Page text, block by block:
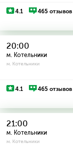
4.1 465 отзывов
20:00
м. Котельники
м. Котельники
4.1 465 отзывов
21:00
м. Котельники
м. Котельники